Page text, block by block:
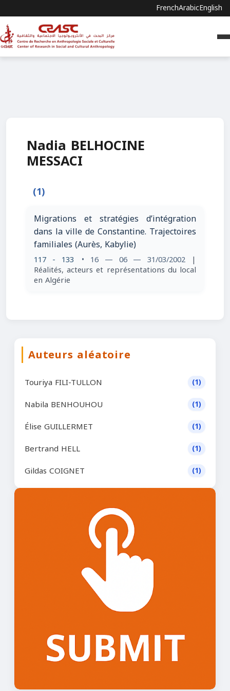
FrenchArabicEnglish
Nadia BELHOCINE
MESSACI
(1)
Migrations et stratégies d’intégration
dans la ville de Constantine. Trajectoires
familiales (Aurès, Kabylie)
117 - 133 • 16 — 06 — 31/03/2002 |
Réalités, acteurs et représentations du local
en Algérie
Auteurs aléatoire
Touriya FILI-TULLON (1)
Nabila BENHOUHOU (1)
Élise GUILLERMET (1)
Bertrand HELL (1)
Gildas COIGNET (1)